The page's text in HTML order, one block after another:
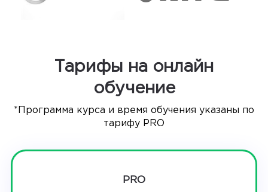
Тарифы на онлайн
обучение
*Программа курса и время обучения указаны по
тарифу PRO
PRO